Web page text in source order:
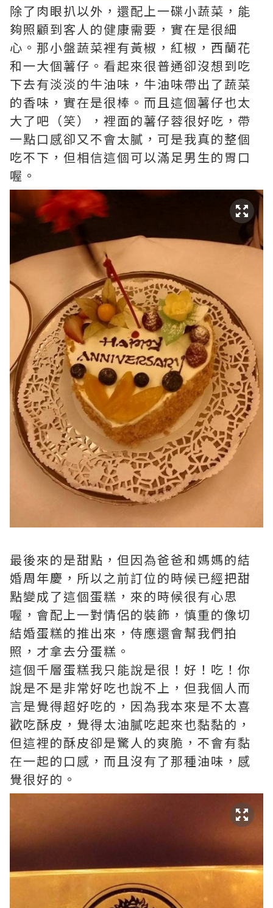
除了肉眼扒以外，還配上一碟小蔬菜，能
夠照顧到客人的健康需要，實在是很細
心。那小盤蔬菜裡有黃椒，紅椒，­西蘭花
和一大個薯仔。看起來很普通卻沒想到吃
下去有淡淡的牛油味，牛油味帶出了蔬菜
的香味，實在是很棒。而­且這個薯仔也太
大了吧（笑），裡面的薯仔蓉很好吃，帶
一點口感卻又不會太膩，可是我真的整個
吃不下，但相信­這個可以滿足男生的胃口
喔。
最後來的是甜點，但因為爸爸和媽媽的結
婚周年慶，所以之前訂位的時候已經把甜
點變成了這個蛋糕，來的時候很­有心思
喔，會配上一對情侶的裝飾，慎重的像切
結婚蛋糕的推出來，侍應還會幫我們拍
照，才拿去分蛋糕。
這個千層蛋糕我只能說是很！好！吃！你
說是不是非常好吃也說不上，但我個人而
言是覺得超好吃的，因為我本來­是不太喜
歡吃酥皮，覺得太油膩吃起來也黏黏的，
但這裡的酥皮卻是驚人的爽脆，不會有黏
在一起的口感，而且沒­有了那種油味，感
覺很好的。